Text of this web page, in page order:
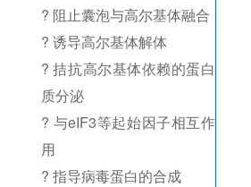
? 阻止囊泡与高尔基体融合
? 诱导高尔基体解体
? 拮抗高尔基体依赖的蛋白
质分泌
? 与eIF3等起始因子相互作
用
? 指导病毒蛋白的合成